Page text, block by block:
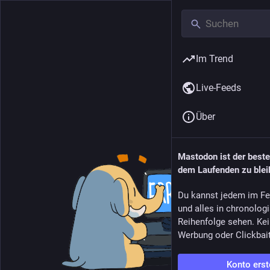
Im Trend
Live-Feeds
Über
Mastodon ist der
dem Laufenden zu
Du kannst jedem im
und alles in
Reihenfolge sehen.
Werbung oder
Konto